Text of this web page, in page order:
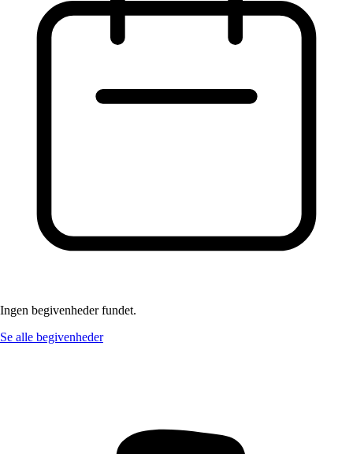
Ingen begivenheder fundet.
Se alle begivenheder